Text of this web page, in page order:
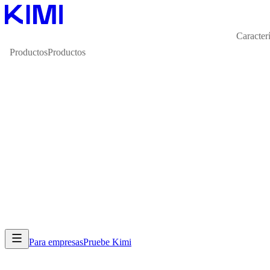
ProductosProductos
Para empresasPruebe Kimi